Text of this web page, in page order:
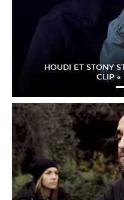
HOUDI ET STONY
CLIP «